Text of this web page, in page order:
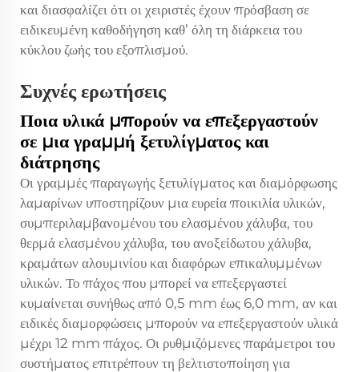
και διασφαλίζει ότι οι χειριστές έχουν πρόσβαση σε
ειδικευμένη καθοδήγηση καθ’ όλη τη διάρκεια του
κύκλου ζωής του εξοπλισμού.
Συχνές ερωτήσεις
Ποια υλικά μπορούν να επεξεργαστούν
σε μια γραμμή ξετυλίγματος και
διάτρησης
Οι γραμμές παραγωγής ξετυλίγματος και διαμόρφωσης
λαμαρίνων υποστηρίζουν μια ευρεία ποικιλία υλικών,
συμπεριλαμβανομένου του ελασμένου χάλυβα, του
θερμά ελασμένου χάλυβα, του ανοξείδωτου χάλυβα,
κραμάτων αλουμινίου και διαφόρων επικαλυμμένων
υλικών. Το πάχος που μπορεί να επεξεργαστεί
κυμαίνεται συνήθως από 0,5 mm έως 6,0 mm, αν και
ειδικές διαμορφώσεις μπορούν να επεξεργαστούν υλικά
μέχρι 12 mm πάχος. Οι ρυθμιζόμενες παράμετροι του
συστήματος επιτρέπουν τη βελτιστοποίηση για